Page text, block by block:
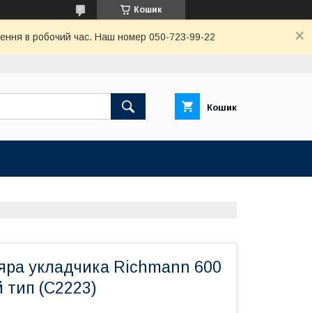
Кошик
в робочий час. Наш номер 050-723-99-22
Кошик
укладчика Richmann 600
тип (C2223)